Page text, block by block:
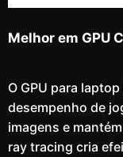
Melhor em GPU
O GPU para
desempenho de
imagens e
ray tracing cria